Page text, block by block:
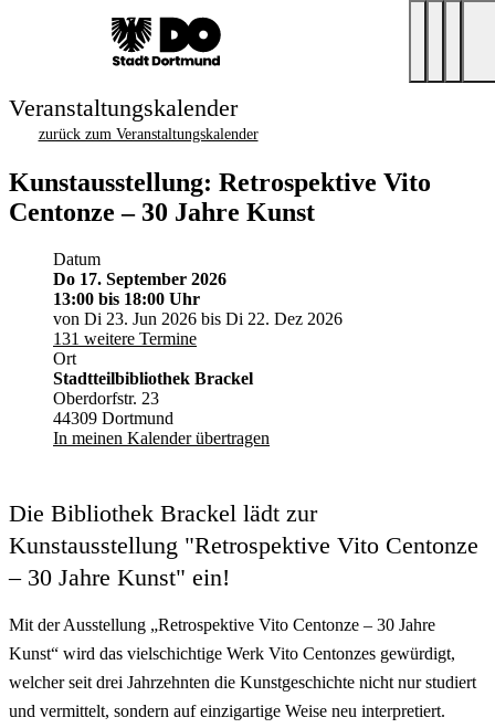
Veranstaltungskalender
zurück zum Veranstaltungskalender
Kunstausstellung: Retrospektive Vito
Centonze – 30 Jahre Kunst
Datum
Do 17. September 2026
13:00 bis 18:00 Uhr
von Di 23. Jun 2026 bis Di 22. Dez 2026
131 weitere Termine
Ort
Stadtteilbibliothek Brackel
Oberdorfstr. 23
44309 Dortmund
In meinen Kalender übertragen
Die Bibliothek Brackel lädt zur
Kunstausstellung "Retrospektive Vito Centonze
– 30 Jahre Kunst" ein!
Mit der Ausstellung „Retrospektive Vito Centonze – 30 Jahre
Kunst“ wird das vielschichtige Werk Vito Centonzes gewürdigt,
welcher seit drei Jahrzehnten die Kunstgeschichte nicht nur studiert
und vermittelt, sondern auf einzigartige Weise neu interpretiert.